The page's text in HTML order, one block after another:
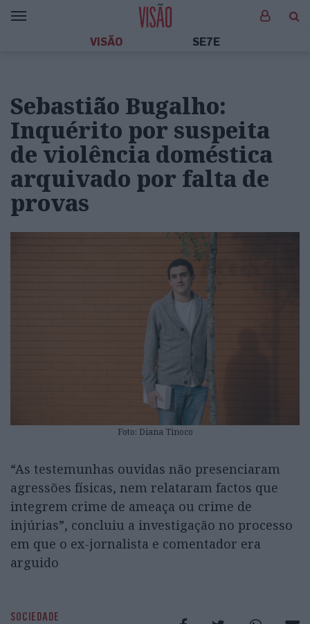
VISÃO SE7E
Sebastião Bugalho:
Inquérito por suspeita
de violência doméstica
arquivado por falta de
provas
Foto: Diana Tinoco
“As testemunhas ouvidas não presenciaram
agressões físicas, nem relataram factos que
integrem crime de ameaça ou crime de
injúrias”, concluiu a investigação no processo
em que o ex-jornalista e comentador era
arguido
SOCIEDADE